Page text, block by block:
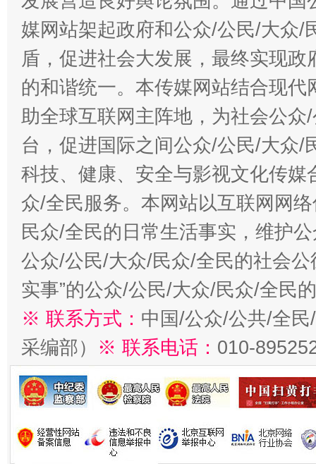
媒网站架起政府和公众/公民/大众/
盾，促进社会大发展，最终实现
的和谐统一。本传媒网站结合现
助全球互联网主阵地，为社会公
台，促进国际之间公众/公民/大众/
科技、健康、安全与影视文化传
众/全民服务。本网站以互联网网
民众/全民的日常生活事实，维护
公众/公民/大众/民众/全民的社会公
实事”的公众/公民/大众/民众/全民
※ 联系方式： 中国/公众/公共/全
采编部） ※ 联系电话： 010-